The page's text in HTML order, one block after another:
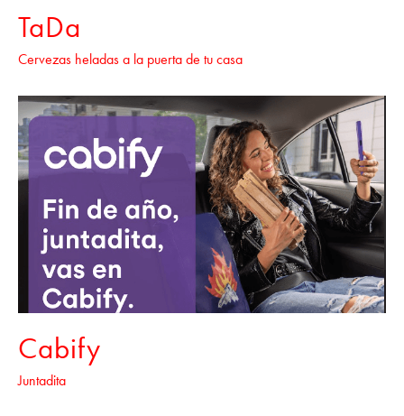
TaDa
Cervezas heladas a la puerta de tu casa
Cabify
Juntadita